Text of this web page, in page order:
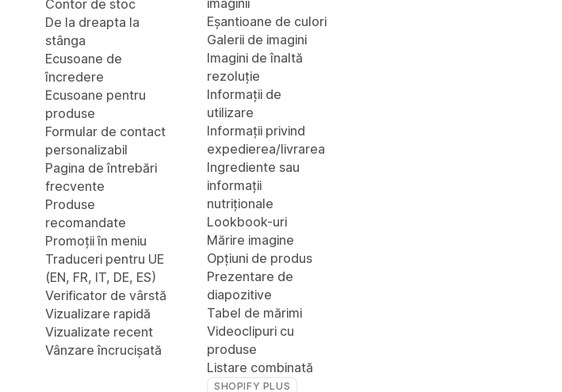
Contor de stoc
De la dreapta la
stânga
Ecusoane de
încredere
Ecusoane pentru
produse
Formular de contact
personalizabil
Pagina de întrebări
frecvente
Produse
recomandate
Promoții în meniu
Traduceri pentru UE
(EN, FR, IT, DE, ES)
Verificator de vârstă
Vizualizare rapidă
Vizualizate recent
Vânzare încrucișată
imaginii
Eșantioane de culori
Galerii de imagini
Imagini de înaltă
rezoluție
Informații de
utilizare
Informații privind
expedierea/livrarea
Ingrediente sau
informații
nutriționale
Lookbook-uri
Mărire imagine
Opțiuni de produs
Prezentare de
diapozitive
Tabel de mărimi
Videoclipuri cu
produse
Listare combinată
SHOPIFY PLUS